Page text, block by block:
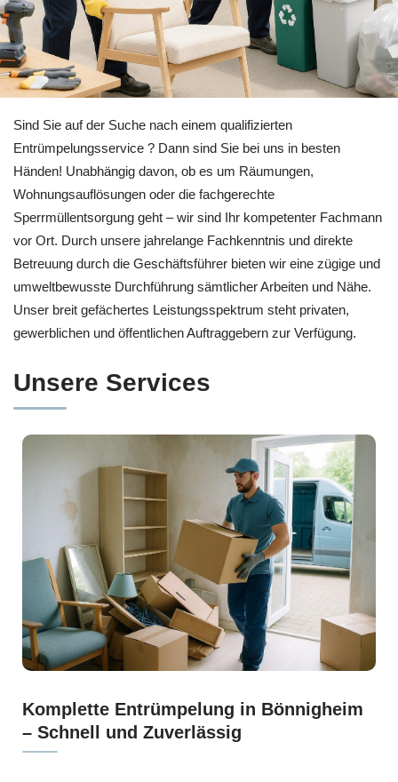
Nutzen Sie Entrümpelung für Bönnigheim bei
Sind Sie auf der Suche nach einem qualifizierten
Entrümpelungsservice ? Dann sind Sie bei uns in besten
Händen! Unabhängig davon, ob es um Räumungen,
Wohnungsauflösungen oder die fachgerechte
Sperrmüllentsorgung geht – wir sind Ihr kompetenter Fachmann
vor Ort. Durch unsere jahrelange Fachkenntnis und direkte
Betreuung durch die Geschäftsführer bieten wir eine zügige und
umweltbewusste Durchführung sämtlicher Arbeiten und Nähe.
Unser breit gefächertes Leistungsspektrum steht privaten,
gewerblichen und öffentlichen Auftraggebern zur Verfügung.
Unsere Services
Komplette Entrümpelung in Bönnigheim
– Schnell und Zuverlässig